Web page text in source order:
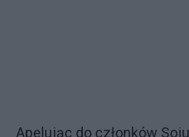
Apelując do członków